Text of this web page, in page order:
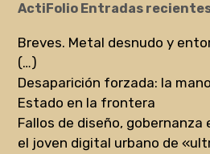
ActiFolio Entradas
Breves. Metal desnudo y
(…)
Desaparición forzada: la
Estado en la frontera
Fallos de diseño,
el joven digital urbano de